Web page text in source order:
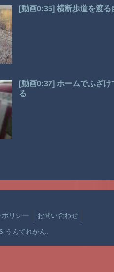
[動画0:35] 横断歩道を渡
[動画0:37] ホームでふざ
る
ポリシー お問い合わせ
うんてれがん.